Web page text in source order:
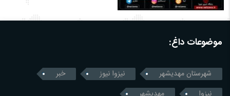
موضوعات داغ:
شهرستان مهدیشهر نیزوا نیوز
خبر